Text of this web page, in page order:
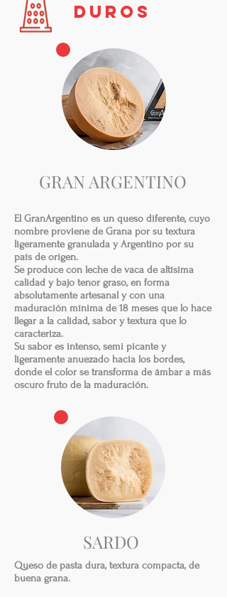
Duros
GRAN ARGENTINO
El GranArgentino es un queso diferente, cuyo
nombre proviene de Grana por su textura
ligeramente granulada y Argentino por su
país de origen.
Se produce con leche de vaca de altísima
calidad y bajo tenor graso, en forma
absolutamente artesanal y con una
maduración mínima de 18 meses que lo hace
llegar a la calidad, sabor y textura que lo
caracteriza.
Su sabor es intenso, semi picante y
ligeramente anuezado hacia los bordes,
donde el color se transforma de ámbar a más
oscuro fruto de la maduración.
SARDO
Queso de pasta dura, textura compacta, de
buena grana.